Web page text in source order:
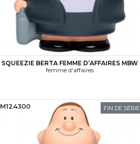
SQUEEZIE BERTA FEMME D’AFFAIRES MBW
femme d'affaires
FIN DE SÉRIE
M124300